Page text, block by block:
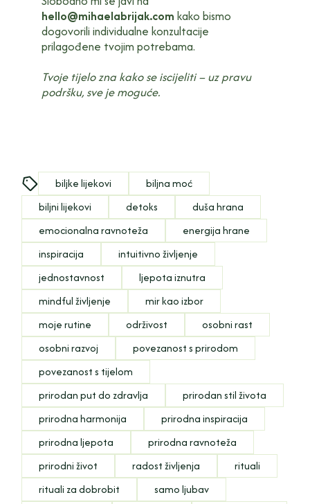
hello@mihaelabrijak.com kako bismo
dogovorili individualne konzultacije
prilagođene tvojim potrebama.
Tvoje tijelo zna kako se iscijeliti – uz pravu
podršku, sve je moguće.
biljke lijekovi
biljna moć
biljni lijekovi
detoks
duša hrana
emocionalna ravnoteža
energija hrane
inspiracija
intuitivno življenje
jednostavnost
ljepota iznutra
mindful življenje
mir kao izbor
moje rutine
održivost
osobni rast
osobni razvoj
povezanost s prirodom
povezanost s tijelom
prirodan put do zdravlja
prirodan stil života
prirodna harmonija
prirodna inspiracija
prirodna ljepota
prirodna ravnoteža
prirodni život
radost življenja
rituali
rituali za dobrobit
samo ljubav